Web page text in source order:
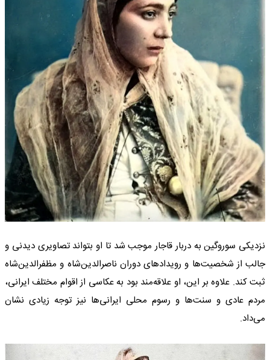
نزدیکی سوروگین به دربار قاجار موجب شد تا او بتواند تصاویری دیدنی و
جالب از شخصیت‌ها و رویدادهای دوران ناصرالدین‌شاه و مظفرالدین‌شاه
ثبت کند. علاوه بر این، او علاقه‌مند بود به عکاسی از اقوام مختلف ایرانی،
مردم عادی و سنت‌ها و رسوم محلی ایرانی‌ها نیز توجه زیادی نشان
می‌داد.